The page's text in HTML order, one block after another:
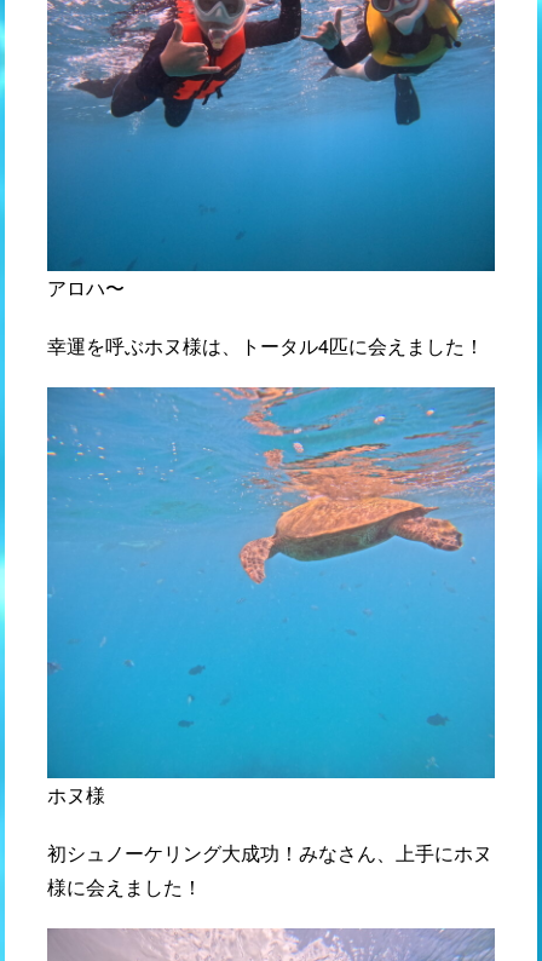
アロハ〜
幸運を呼ぶホヌ様は、トータル4匹に会えました！
ホヌ様
初シュノーケリング大成功！みなさん、上手にホヌ
様に会えました！